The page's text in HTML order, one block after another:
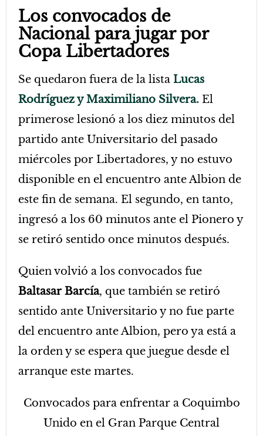
Los convocados de
Nacional para jugar por
Copa Libertadores
Se quedaron fuera de la lista Lucas
Rodríguez y Maximiliano Silvera. El
primerose lesionó a los diez minutos del
partido ante Universitario del pasado
miércoles por Libertadores, y no estuvo
disponible en el encuentro ante Albion de
este fin de semana. El segundo, en tanto,
ingresó a los 60 minutos ante el Pionero y
se retiró sentido once minutos después.
Quien volvió a los convocados fue
Baltasar Barcía, que también se retiró
sentido ante Universitario y no fue parte
del encuentro ante Albion, pero ya está a
la orden y se espera que juegue desde el
arranque este martes.
Convocados para enfrentar a Coquimbo
Unido en el Gran Parque Central